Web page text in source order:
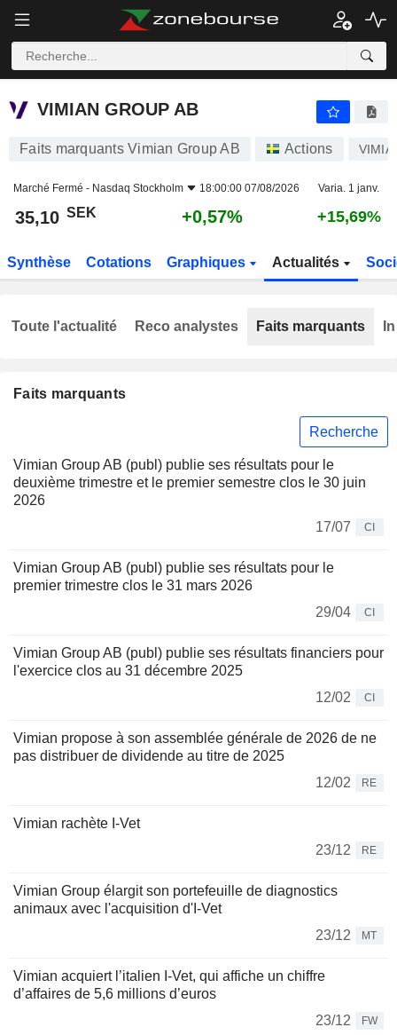
VIMIAN GROUP AB
VIMIAN GROUP AB
Faits marquants Vimian Group AB Actions
Marché Fermé - Nasdaq Stockholm 18:00:00 07/08/2026 Varia. 1 janv.
35,10 SEK +0,57% +15,69%
Synthèse Cotations Graphiques Actualités
Faits marquants
Recherche
Vimian Group AB (publ) publie ses résultats pour le
deuxième trimestre et le premier semestre clos le 30 juin
2026
17/07
CI
Vimian Group AB (publ) publie ses résultats pour le
premier trimestre clos le 31 mars 2026
29/04
CI
Vimian Group AB (publ) publie ses résultats financiers pour
l'exercice clos au 31 décembre 2025
12/02
CI
Vimian propose à son assemblée générale de 2026 de ne
pas distribuer de dividende au titre de 2025
12/02
RE
Vimian rachète I-Vet
23/12
RE
Vimian Group élargit son portefeuille de diagnostics
animaux avec l'acquisition d'I-Vet
23/12
MT
Vimian acquiert l’italien I-Vet, qui affiche un chiffre
d’affaires de 5,6 millions d’euros
23/12
FW
Toute l'actualité Reco analystes Faits marquants